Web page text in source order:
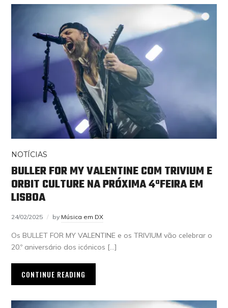
NOTÍCIAS
BULLER FOR MY VALENTINE COM TRIVIUM E
ORBIT CULTURE NA PRÓXIMA 4ªFEIRA EM
LISBOA
24/02/2025 by Música em DX
Os BULLET FOR MY VALENTINE e os TRIVIUM vão celebrar o
20.º aniversário dos icónicos […]
CONTINUE READING